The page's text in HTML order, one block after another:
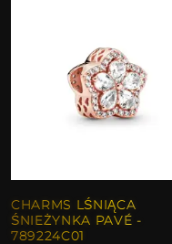
CHARMS LŚNIĄCA
ŚNIEŻYNKA PAVÉ -
789224C01